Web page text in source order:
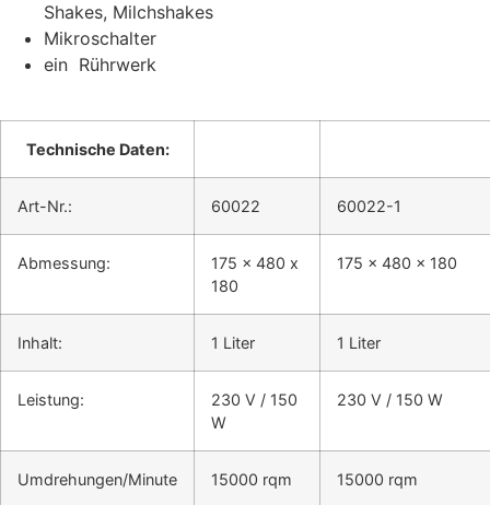
Shakes, Milchshakes
Mikroschalter
ein Rührwerk
Technische Daten:
Art-Nr.: 60022 60022-1
Abmessung:
175 x 480 x
180
175 x 480 x 180
Inhalt: 1 Liter 1 Liter
Leistung:
230 V / 150
W
230 V / 150 W
Umdrehungen/Minute 15000 rqm 15000 rqm